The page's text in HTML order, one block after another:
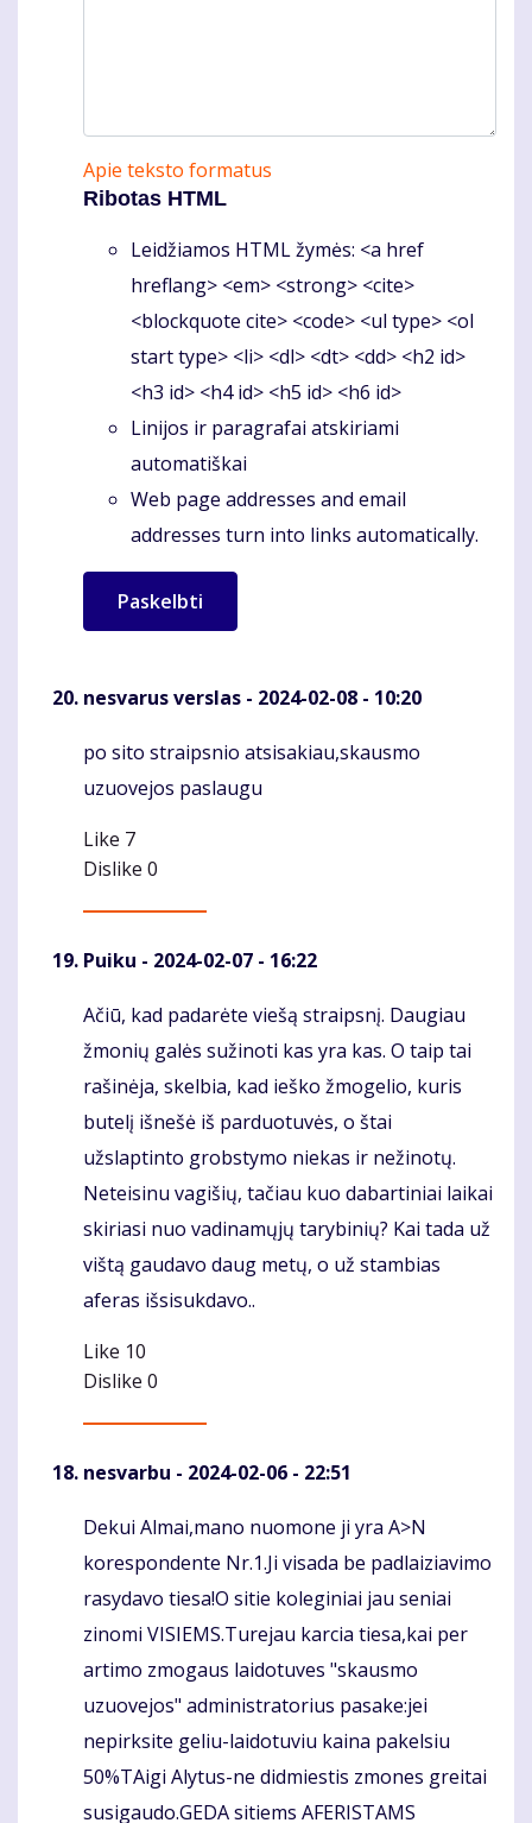
Apie teksto formatus
Ribotas HTML
Leidžiamos HTML žymės: <a href
hreflang> <em> <strong> <cite>
<blockquote cite> <code> <ul type> <ol
start type> <li> <dl> <dt> <dd> <h2 id>
<h3 id> <h4 id> <h5 id> <h6 id>
Linijos ir paragrafai atskiriami
automatiškai
Web page addresses and email
addresses turn into links automatically.
nesvarus verslas - 2024-02-08 - 10:20
Komentaras
po sito straipsnio atsisakiau,skausmo
uzuovejos paslaugu
Like 7
Dislike 0
Puiku - 2024-02-07 - 16:22
Komentaras
Ačiū, kad padarėte viešą straipsnį. Daugiau
žmonių galės sužinoti kas yra kas. O taip tai
rašinėja, skelbia, kad ieško žmogelio, kuris
butelį išnešė iš parduotuvės, o štai
užslaptinto grobstymo niekas ir nežinotų.
Neteisinu vagišių, tačiau kuo dabartiniai laikai
skiriasi nuo vadinamųjų tarybinių? Kai tada už
vištą gaudavo daug metų, o už stambias
aferas išsisukdavo..
Like 10
Dislike 0
nesvarbu - 2024-02-06 - 22:51
Komentaras
Dekui Almai,mano nuomone ji yra A>N
korespondente Nr.1.Ji visada be padlaiziavimo
rasydavo tiesa!O sitie koleginiai jau seniai
zinomi VISIEMS.Turejau karcia tiesa,kai per
artimo zmogaus laidotuves "skausmo
uzuovejos" administratorius pasake:jei
nepirksite geliu-laidotuviu kaina pakelsiu
50%TAigi Alytus-ne didmiestis zmones greitai
susigaudo.GEDA sitiems AFERISTAMS